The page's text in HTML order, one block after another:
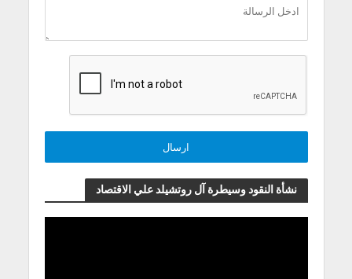
نشأة النقود وسيطرة آل روتشيلد علي الاقتصاد